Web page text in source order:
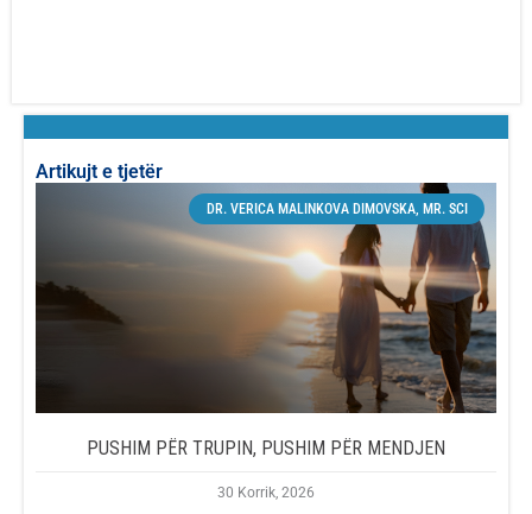
Artikujt e tjetër
DR. VERICA MALINKOVA DIMOVSKA, MR. SCI
PUSHIM PËR TRUPIN, PUSHIM PËR MENDJEN
30 Korrik, 2026